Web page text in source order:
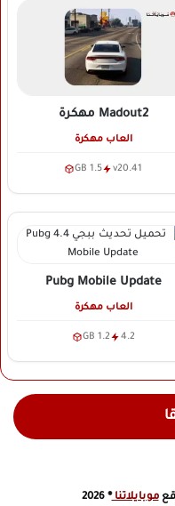
Madout2 مهكرة
العاب مهكرة
v20.41
1.5 GB
Pubg Mobile Update
العاب مهكرة
4.2
1.2 GB
موبايلاتنا® 2026